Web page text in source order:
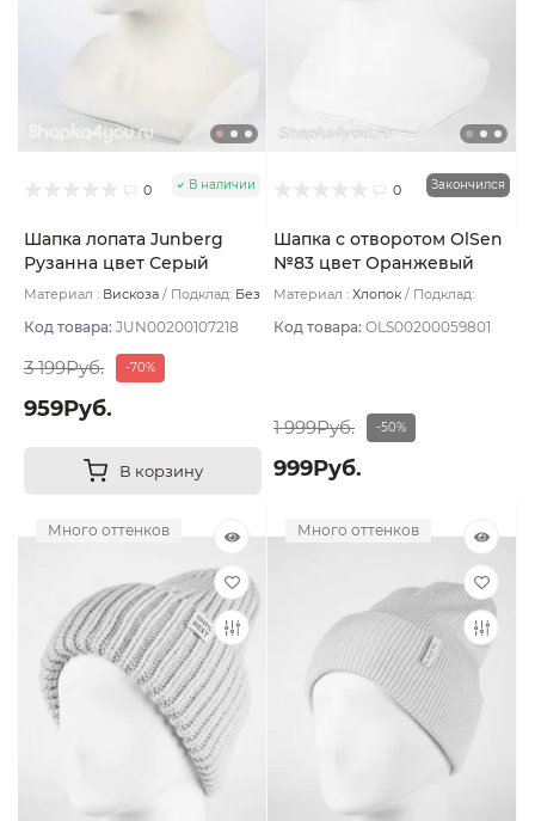
0 В наличии
Шапка лопата Junberg
Рузанна цвет Серый
темный
Материал : Вискоза Подклад: Без
Код товара: JUN00200107218
3 199Руб. -70%
959Руб.
В корзину
0 Закончился
Шапка с отворотом OlSen
№83 цвет Оранжевый
Материал : Хлопок
Подклад:
Код товара: OLS00200059801
1 999Руб. -50%
999Руб.
Много оттенков Много оттенков